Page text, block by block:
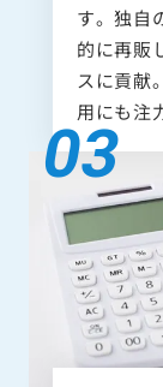
す。独自
的に再販
スに貢献
用にも注